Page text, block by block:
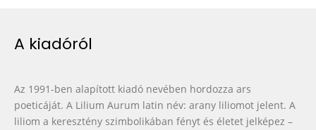
A kiadóról
Az 1991-ben alapított kiadó nevében hordozza ars
poeticáját. A Lilium Aurum latin név: arany liliomot jelent. A
liliom a keresztény szimbolikában fényt és életet jelképez –